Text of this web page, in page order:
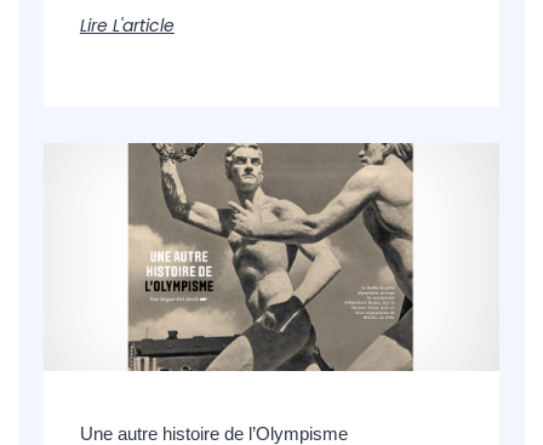
Lire L'article
Une autre histoire de l’Olympisme